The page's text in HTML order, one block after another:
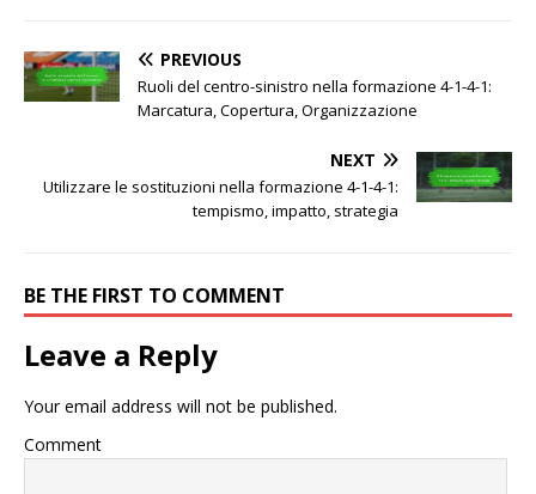
PREVIOUS
Ruoli del centro-sinistro nella formazione 4-1-4-1:
Marcatura, Copertura, Organizzazione
NEXT
Utilizzare le sostituzioni nella formazione 4-1-4-1:
tempismo, impatto, strategia
BE THE FIRST TO COMMENT
Leave a Reply
Your email address will not be published.
Comment